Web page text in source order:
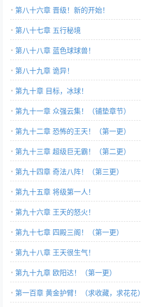
第八十六章 晋级！新的开始！
第八十七章 五行秘境
第八十八章 蓝色球球兽！
第八十九章 诡异！
第九十章 目标，冰球！
第九十一章 众强云集！（铺垫章节）
第九十二章 恐怖的王天！（第一更）
第九十三章 超级巨无霸！（第二更）
第九十四章 奇法八阵！（第三更）
第九十五章 将级第一人！
第九十六章 王天的怒火！
第九十七章 四殿三阁！（第一更）
第九十八章 王天很生气！
第九十九章 欧阳达！（第一更）
第一百章 黄金护臂！（求收藏，求花花）